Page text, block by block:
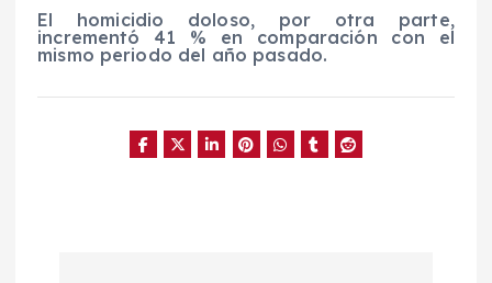
El homicidio doloso, por otra parte,
incrementó 41 % en comparación con el
mismo periodo del año pasado.